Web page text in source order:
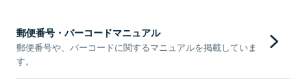
郵便番号・バーコードマニュアル
郵便番号や、バーコードに関するマニュアルを掲載していま
す。